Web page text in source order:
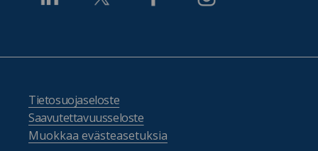
Tietosuojaseloste
Saavutettavuusseloste
Muokkaa evästeasetuksia